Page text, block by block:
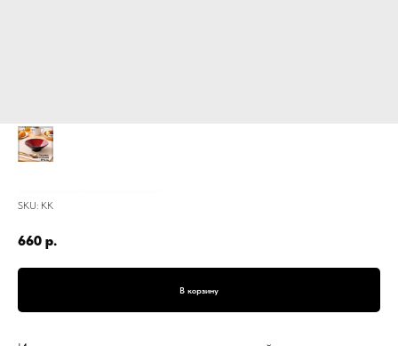
SKU: КК
660 р.
В корзину